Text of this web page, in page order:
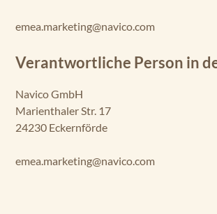
emea.marketing@navico.com
Verantwortliche Person in
Navico GmbH
Marienthaler Str. 17
24230 Eckernförde
emea.marketing@navico.com